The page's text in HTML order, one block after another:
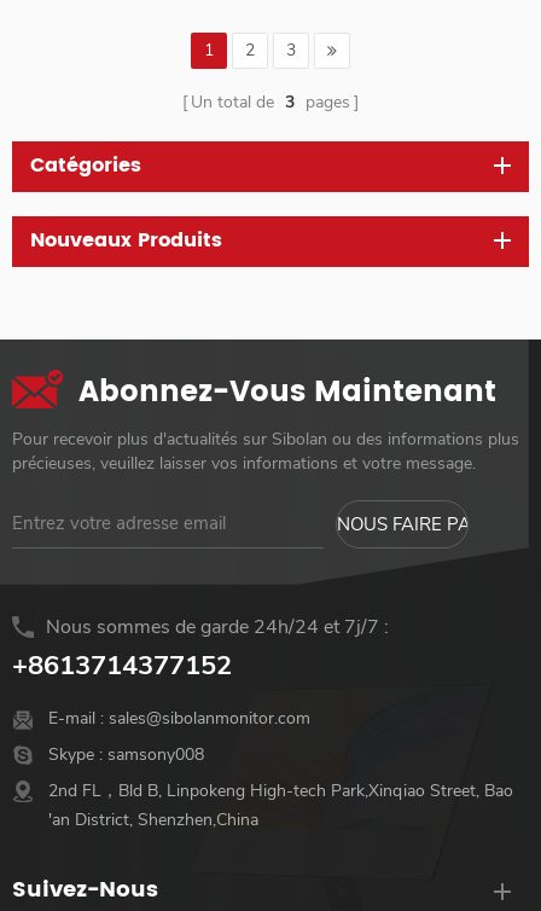
ordinateur portable de
téléphone intelligent
1 2 3
Un total de 3 pages
Catégories
Nouveaux Produits
Abonnez-Vous Maintenant
Pour recevoir plus d'actualités sur Sibolan ou des informations plus
précieuses, veuillez laisser vos informations et votre message.
Nous sommes de garde 24h/24 et 7j/7 :
+8613714377152
E-mail : sales@sibolanmonitor.com
Skype : samsony008
2nd FL，Bld B, Linpokeng High-tech Park,Xinqiao Street, Bao
'an District, Shenzhen,China
Suivez-Nous